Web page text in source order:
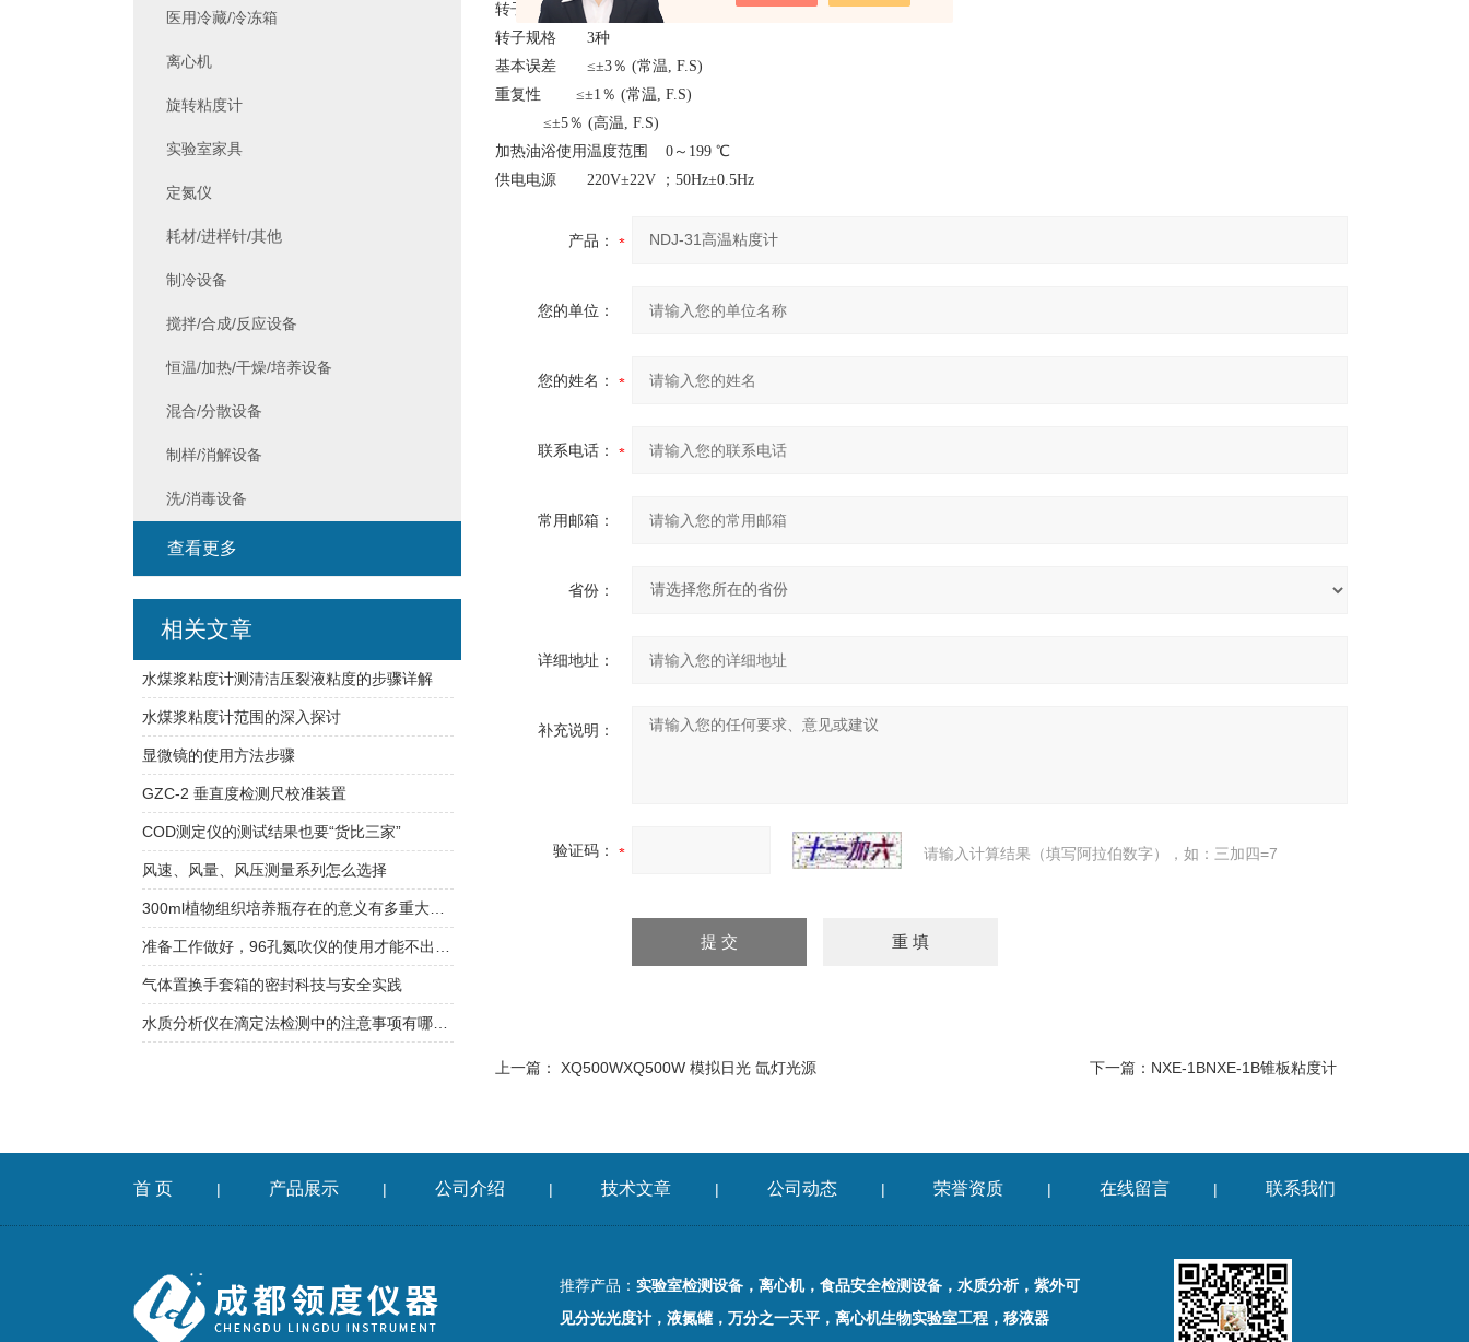
转子转速 0.3～60 r/min 8级
转子规格 3种
基本误差 ≤±3％ (常温, F.S)
重复性 ≤±1％ (常温, F.S)
≤±5％ (高温, F.S)
加热油浴使用温度范围 0～199 ℃
供电电源 220V±22V ；50Hz±0.5Hz
产品：
您的单位：
您的姓名：
联系电话：
常用邮箱：
省份：
详细地址：
补充说明：
验证码： 请输入计算结果（填写阿拉伯数字），如：三加四=7
上一篇： XQ500WXQ500W 模拟日光 氙灯光源 下一篇： NXE-1BNXE-1B锥板粘度计
医用冷藏/冷冻箱
离心机
旋转粘度计
实验室家具
定氮仪
耗材/进样针/其他
制冷设备
搅拌/合成/反应设备
恒温/加热/干燥/培养设备
混合/分散设备
制样/消解设备
洗/消毒设备
查看更多
相关文章
水煤浆粘度计测清洁压裂液粘度的步骤详解
水煤浆粘度计范围的深入探讨
显微镜的使用方法步骤
GZC-2 垂直度检测尺校准装置
COD测定仪的测试结果也要“货比三家”
风速、风量、风压测量系列怎么选择
300ml植物组织培养瓶存在的意义有多重大你知道吗？
气体置换手套箱的密封科技与安全实践
水质分析仪在滴定法检测中的注意事项有哪些？
首 页 | 产品展示 | 公司介绍 | 技术文章 | 公司动态 | 荣誉资质 | 在线留言 | 联系我们
推荐产品： 实验室检测设备，离心机，食品安全检测设备，水质分析，紫外可
见分光光度计，液氮罐，万分之一天平，离心机生物实验室工程，移液器